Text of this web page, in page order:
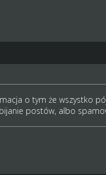
o tym że wszystko
postów, albo